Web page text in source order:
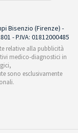
Bisenzio (Firenze) -
- P.IVA: 01812000485
relative alla pubblicità
medico-diagnostici in
sono esclusivamente